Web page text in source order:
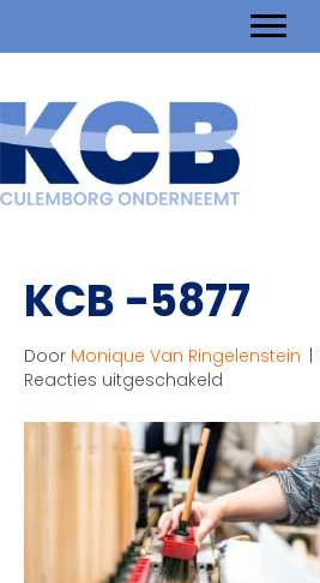
KCB -5877
Door Monique Van Ringelenstein |
Reacties uitgeschakeld
-5877